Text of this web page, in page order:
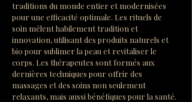
traditions du monde entier et modernisées
pour une efficacité optimale. Les rituels de
soin mêlent habilement tradition et
innovation, utilisant des produits naturels et
bio pour sublimer la peau et revitaliser le
corps. Les thérapeutes sont formés aux
dernières techniques pour offrir des
massages et des soins non seulement
relaxants, mais aussi bénéfiques pour la santé.